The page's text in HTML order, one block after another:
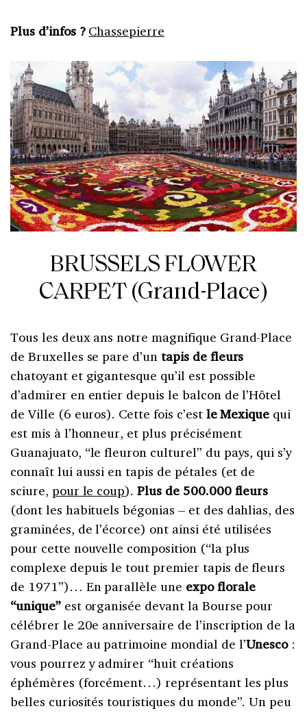
Plus d’infos ? Chassepierre
BRUSSELS FLOWER
CARPET (Grand-Place)
Tous les deux ans notre magnifique Grand-Place
de Bruxelles se pare d’untapis de fleurs
chatoyant et gigantesque qu’il est possible
d’admirer en entier depuis le balcon de l’Hôtel
de Ville (6 euros). Cette fois c’estle Mexique qui
est mis à l’honneur, et plus précisément
Guanajuato, “le fleuron culturel” du pays, qui s’y
connaît lui aussi en tapis de pétales (et de
sciure, pour le coup).Plus de 500.000 fleurs
(dont les habituels bégonias – et des dahlias, des
graminées, de l’écorce) ont ainsi été utilisées
pour cette nouvelle composition (“la plus
complexe depuis le tout premier tapis de fleurs
de 1971”)… En parallèle une expo florale
“unique”est organisée devant la Bourse pour
célébrer le 20e anniversaire de l’inscription de la
Grand-Place au patrimoine mondial de l’Unesco:
vous pourrez y admirer “huit créations
éphémères (forcément…) représentant les plus
belles curiosités touristiques du monde”. Un peu